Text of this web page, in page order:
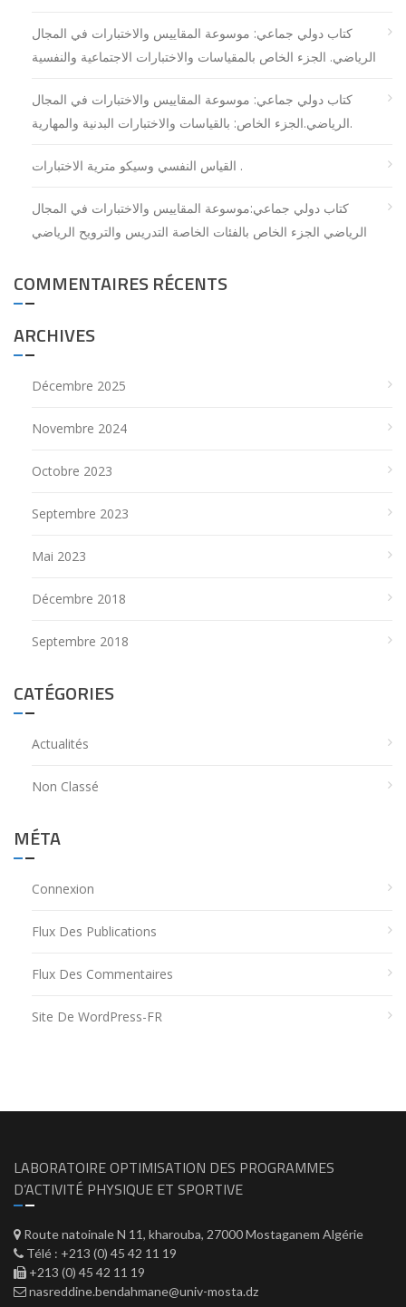
كتاب دولي جماعي: موسوعة المقاييس والاختبارات في المجال
الرياضي. الجزء الخاص بالمقياسات والاختبارات الاجتماعية والنفسية
كتاب دولي جماعي: موسوعة المقاييس والاختبارات في المجال
الرياضي.الجزء الخاص: بالقياسات والاختبارات البدنية والمهارية.
اﻟﻘﻴﺎس اﻟﻨﻔﺴﻲ وﺳﻴﻜﻮ ﻣﺘﺮﻳﺔ اﻻﺧﺘﺒﺎرات .
كتاب دولي جماعي:موسوعة المقاييس والاختبارات في المجال
الرياضي الجزء الخاص بالفئات الخاصة التدريس والترويح الرياضي
COMMENTAIRES RÉCENTS
ARCHIVES
Décembre 2025
Novembre 2024
Octobre 2023
Septembre 2023
Mai 2023
Décembre 2018
Septembre 2018
CATÉGORIES
Actualités
Non Classé
MÉTA
Connexion
Flux Des Publications
Flux Des Commentaires
Site De WordPress-FR
LABORATOIRE OPTIMISATION DES PROGRAMMES
D’ACTIVITÉ PHYSIQUE ET SPORTIVE
Route natoinale N 11, kharouba, 27000 Mostaganem Algérie
Télé : +213 (0) 45 42 11 19
+213 (0) 45 42 11 19
nasreddine.bendahmane@univ-mosta.dz